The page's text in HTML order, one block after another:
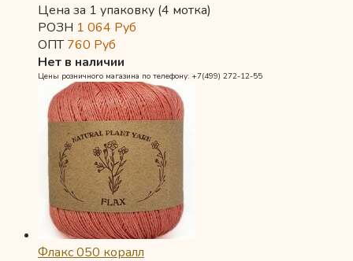
Цена за 1 упаковку (4 мотка)
РОЗН 1 064 Руб
ОПТ760 Руб
Нет в наличии
Цены розничного магазина по телефону: +7(499) 272-12-55
Флакс 050 коралл